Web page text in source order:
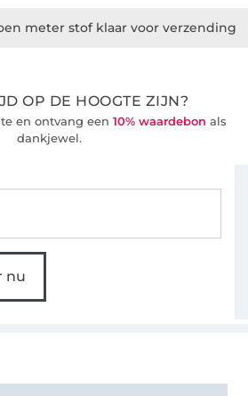
meter stof klaar voor verzending
OP DE HOOGTE ZIJN?
en ontvang een 10% waardebon als
dankjewel.
nu